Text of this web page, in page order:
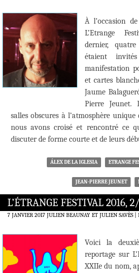
À l’occasion
L’Etrange
dernier,
étaient
manifestation
et cartes
Jaume
Pierre Jeunet.
salles obscures à l’atmosphère unique
nous avons croisé et rencontré ce
discuter de forme courte et de leurs
ÁLEX DE LA IGLESIA ETRANGE
JEAN-PIERRE JEUNET
L’ÉTRANGE FESTIVAL 2016,
7 JANVIER 2017 JULIEN BEAUNAY ET JULIEN SAVÈS
Voici la
reportage sur
XXIIe du nom,